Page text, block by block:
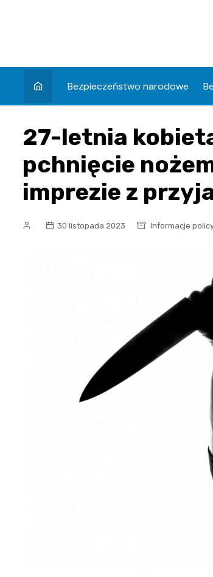
Bezpieczeństwo narodowe
27-letnia
pchnięcie
imprezie z
30 listopada 2023 Informacje